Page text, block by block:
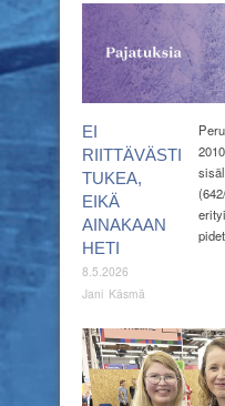
EI
RIITTÄVÄSTI
TUKEA,
EIKÄ
AINAKAAN
HETI
8.5.2026
Jani Käsmä